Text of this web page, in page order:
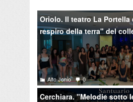
Oriolo. Il teatro La
respiro della terra" del
Alto Jonio 0
Cerchiara. "Melodie sotto